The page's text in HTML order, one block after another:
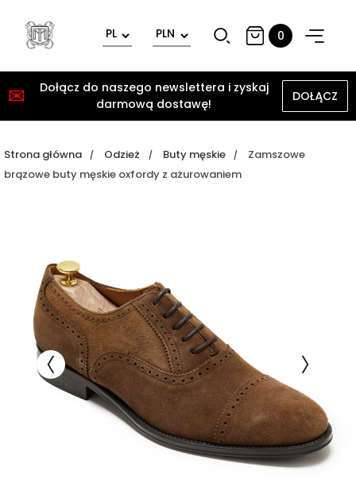
0
Strona główna Odzież Buty męskie
Zamszowe
brązowe buty męskie oxfordy z ażurowaniem
✉
Dołącz do naszego newslettera i zyskaj
darmową dostawę!
DOŁĄCZ